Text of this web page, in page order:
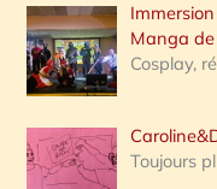
:
Manga
Cosplay,
Toujours